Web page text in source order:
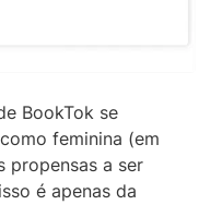
BookTok se
feminina (em
propensas a ser
é apenas da